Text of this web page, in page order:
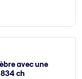
avec une
ch